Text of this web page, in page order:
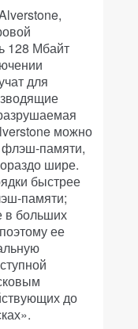
128 Мбайт
для
можно
флэш-памяти,
шире.
быстрее
памяти;
в больших
ее
до